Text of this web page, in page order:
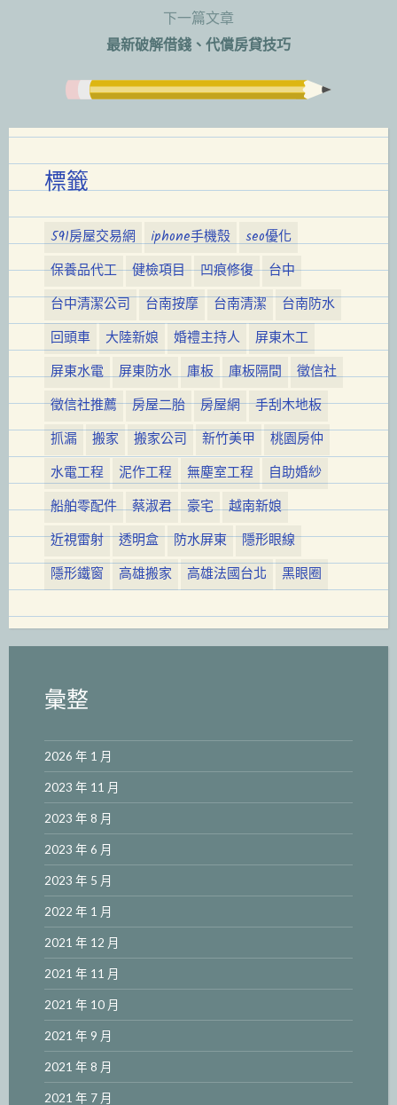
下一篇文章
最新破解借錢、代償房貸技巧
標籤
591房屋交易網 iphone手機殼
seo優化
保養品代工
健檢項目 凹痕修復
台中
台中清潔公司
台南按摩 台南清潔
台南防水
回頭車
大陸新娘 婚禮主持人
屏東木工
屏東水電
屏東防水 庫板 庫板隔間
徵信社
徵信社推薦
房屋二胎 房屋網
手刮木地板
抓漏
搬家 搬家公司 新竹美甲
桃園房仲
水電工程
泥作工程 無塵室工程
自助婚紗
船舶零配件
蔡淑君 豪宅
越南新娘
近視雷射
透明盒 防水屏東
隱形眼線
隱形鐵窗
高雄搬家 高雄法國台北 黑眼圈
彙整
2026 年 1 月
2023 年 11 月
2023 年 8 月
2023 年 6 月
2023 年 5 月
2022 年 1 月
2021 年 12 月
2021 年 11 月
2021 年 10 月
2021 年 9 月
2021 年 8 月
2021 年 7 月